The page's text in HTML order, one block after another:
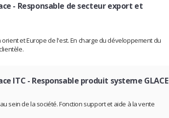
- Responsable de secteur export et
et Europe de l'est. En charge du développement du
ITC - Responsable produit systeme GLACE
sein de la société. Fonction support et aide à la vente